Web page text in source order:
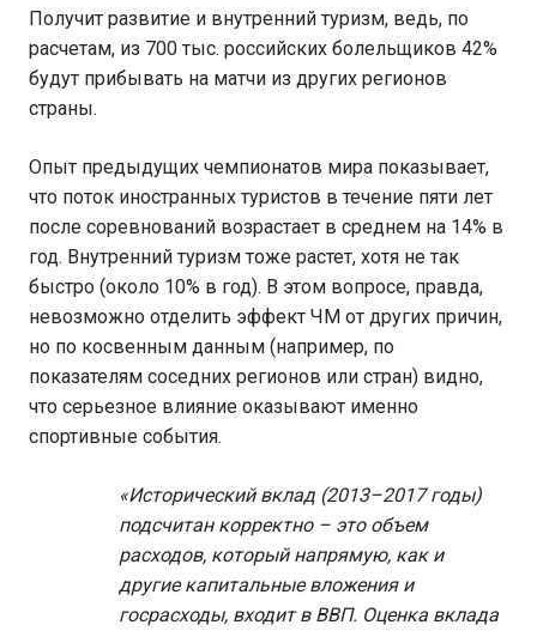
Получит развитие и внутренний туризм, ведь, по
расчетам, из 700 тыс. российских болельщиков 42%
будут прибывать на матчи из других регионов
страны.
Опыт предыдущих чемпионатов мира показывает,
что поток иностранных туристов в течение пяти лет
после соревнований возрастает в среднем на 14% в
год. Внутренний туризм тоже растет, хотя не так
быстро (около 10% в год). В этом вопросе, правда,
невозможно отделить эффект ЧМ от других причин,
но по косвенным данным (например, по
показателям соседних регионов или стран) видно,
что серьезное влияние оказывают именно
спортивные события.
«Исторический вклад (2013–2017 годы)
подсчитан корректно – это объем
расходов, который напрямую, как и
другие капитальные вложения и
госрасходы, входит в ВВП. Оценка вклада